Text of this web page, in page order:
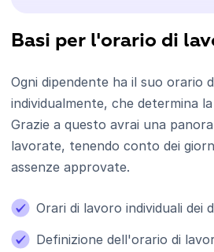
Basi per l'orario di
Ogni dipendente ha il suo orario
individualmente, che determina
Grazie a questo avrai una
lavorate, tenendo conto dei
assenze approvate.
Orari di lavoro individuali dei
Definizione dell'orario di